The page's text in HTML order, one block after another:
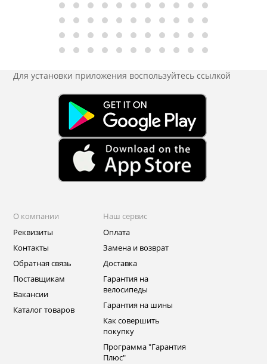
Для установки приложения воспользуйтесь ссылкой
О компании
Реквизиты
Контакты
Обратная связь
Поставщикам
Вакансии
Каталог товаров
Наш сервис
Оплата
Замена и возврат
Доставка
Гарантия на
велосипеды
Гарантия на шины
Как совершить
покупку
Программа "Гарантия
Плюс"